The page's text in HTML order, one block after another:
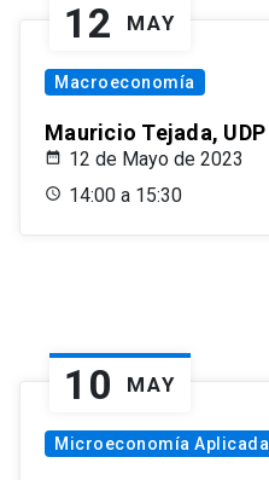
12 MAY
Macroeconomía
Mauricio Tejada, UDP
12 de Mayo de 2023
14:00 a 15:30
10 MAY
Microeconomía Aplicada